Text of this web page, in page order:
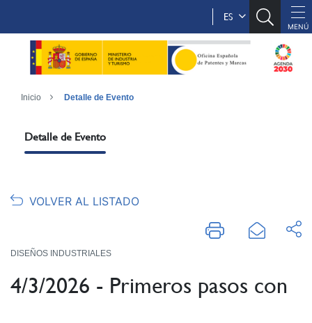
ES
Inicio Detalle de Evento
Detalle de Evento
VOLVER AL LISTADO
DISEÑOS INDUSTRIALES
4/3/2026 - Primeros pasos con